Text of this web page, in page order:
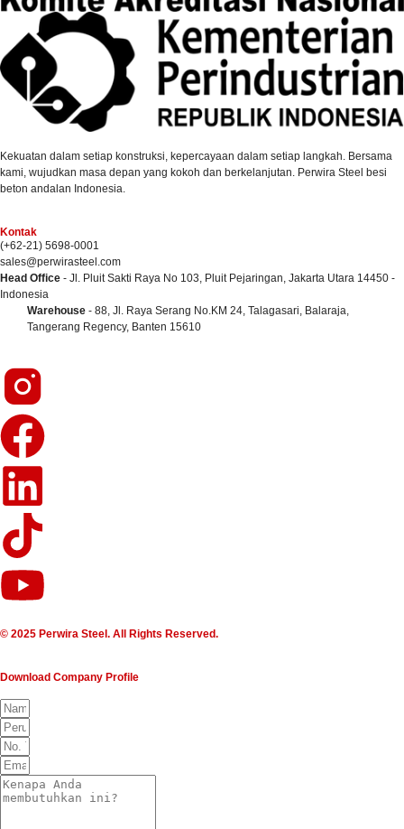
Kekuatan dalam setiap konstruksi, kepercayaan dalam setiap langkah. Bersama
kami, wujudkan masa depan yang kokoh dan berkelanjutan. Perwira Steel besi
beton andalan Indonesia.
Kontak
(+62-21) 5698-0001
sales@perwirasteel.com
Head Office - Jl. Pluit Sakti Raya No 103, Pluit Pejaringan, Jakarta Utara 14450 -
Indonesia
Warehouse - 88, Jl. Raya Serang No.KM 24, Talagasari, Balaraja,
Tangerang Regency, Banten 15610
© 2025 Perwira Steel. All Rights Reserved.
Download Company Profile